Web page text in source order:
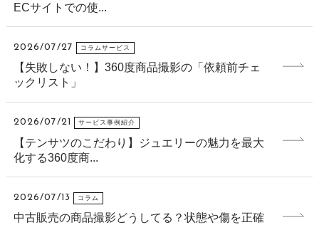
ECサイトでの使...
2026/07/27 コラムサービス
【失敗しない！】360度商品撮影の「依頼前チェ
ックリスト」
2026/07/21 サービス事例紹介
【テンサツのこだわり】ジュエリーの魅力を最大
化する360度商...
2026/07/13 コラム
中古販売の商品撮影どうしてる？状態や傷を正確